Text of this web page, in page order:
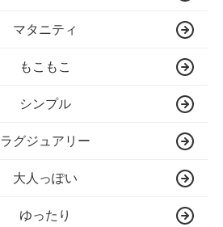
マタニティ
もこもこ
シンプル
ラグジュアリー
大人っぽい
ゆったり